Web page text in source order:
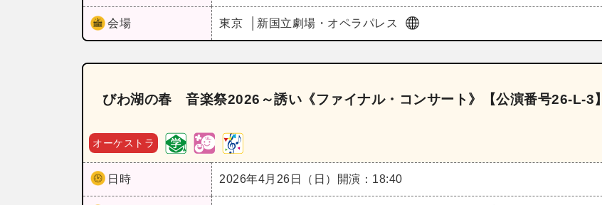
会場 東京 新国立劇場・オペラパレス
びわ湖の春 音楽祭2026～誘い《ファイナル・コンサート》【公演番号26‐L‐3】
オーケストラ
日時 2026年4月26日（日） 開演：18:40